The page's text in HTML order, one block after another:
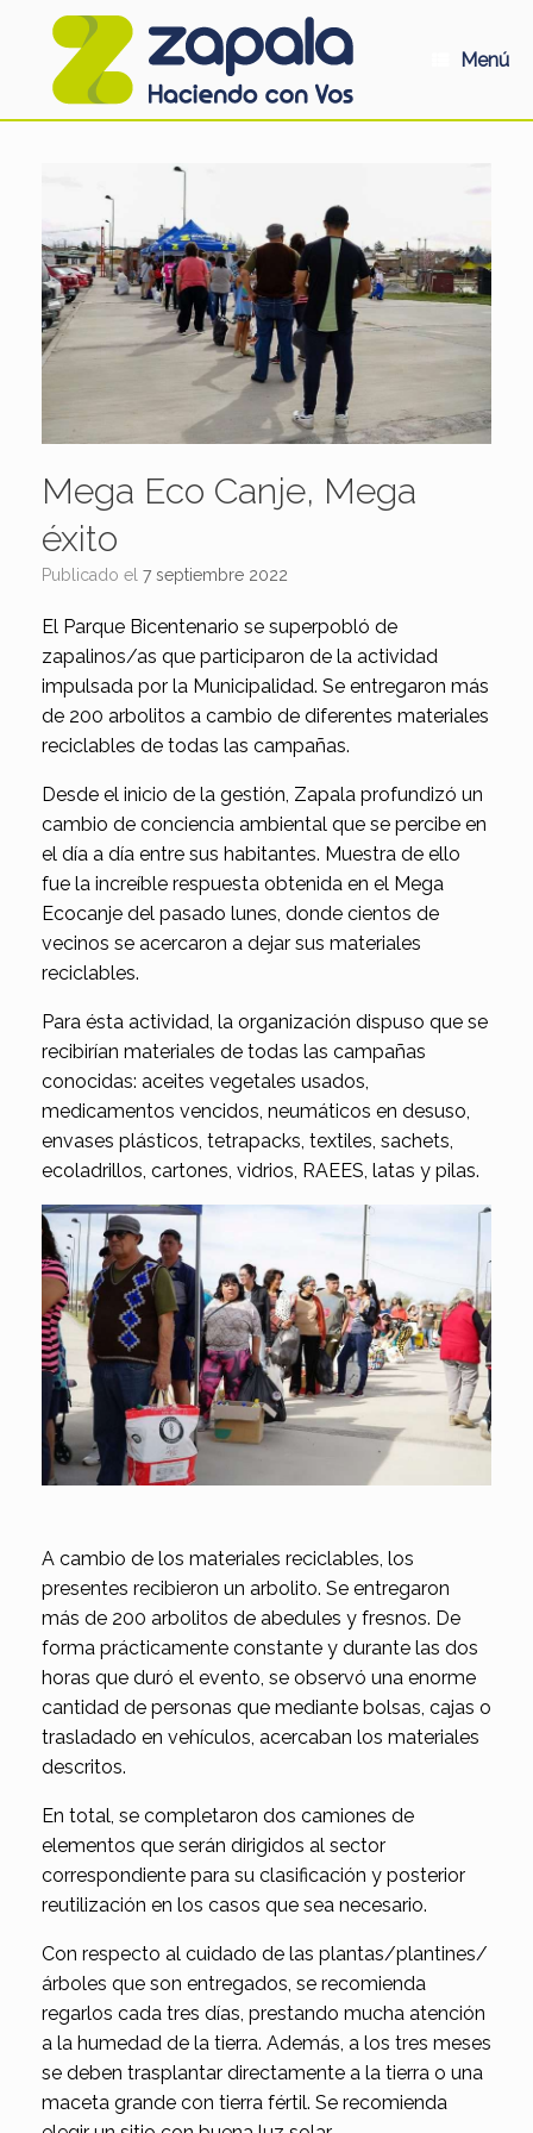
Menú
Mega Eco Canje, Mega
éxito
Publicado el 7 septiembre 2022
El Parque Bicentenario se superpobló de
zapalinos/as que participaron de la actividad
impulsada por la Municipalidad. Se entregaron más
de 200 arbolitos a cambio de diferentes materiales
reciclables de todas las campañas.
Desde el inicio de la gestión, Zapala profundizó un
cambio de conciencia ambiental que se percibe en
el día a día entre sus habitantes. Muestra de ello
fue la increíble respuesta obtenida en el Mega
Ecocanje del pasado lunes, donde cientos de
vecinos se acercaron a dejar sus materiales
reciclables.
Para ésta actividad, la organización dispuso que se
recibirían materiales de todas las campañas
conocidas: aceites vegetales usados,
medicamentos vencidos, neumáticos en desuso,
envases plásticos, tetrapacks, textiles, sachets,
ecoladrillos, cartones, vidrios, RAEES, latas y pilas.
A cambio de los materiales reciclables, los
presentes recibieron un arbolito. Se entregaron
más de 200 arbolitos de abedules y fresnos. De
forma prácticamente constante y durante las dos
horas que duró el evento, se observó una enorme
cantidad de personas que mediante bolsas, cajas o
trasladado en vehículos, acercaban los materiales
descritos.
En total, se completaron dos camiones de
elementos que serán dirigidos al sector
correspondiente para su clasificación y posterior
reutilización en los casos que sea necesario.
Con respecto al cuidado de las plantas/plantines/
árboles que son entregados, se recomienda
regarlos cada tres días, prestando mucha atención
a la humedad de la tierra. Además, a los tres meses
se deben trasplantar directamente a la tierra o una
maceta grande con tierra fértil. Se recomienda